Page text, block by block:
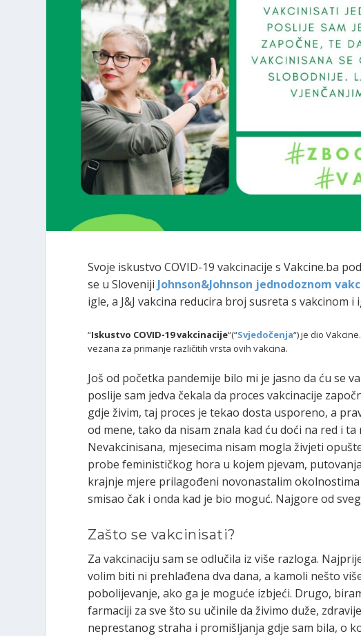
Svoje iskustvo COVID-19 vakcinacije s Vakcine.ba
se u Sloveniji Johnson&Johnson jednodoznom
igle, a J&J vakcina reducira broj susreta s vakcinom i
“Iskustvo COVID-19 vakcinacije“(“Svjedočenja“) je dio
vezana za primanje različitih vrsta ovih vakcina.
Još od početka pandemije bilo mi je jasno da ću se
poslije sam jedva čekala da proces vakcinacije
gdje živim, taj proces je tekao dosta usporeno, a
od mene, tako da nisam znala kad ću doći na red i
Nevakcinisana, mjesecima nisam mogla živjeti
probe feminističkog hora u kojem pjevam,
krajnje mjere prilagođeni novonastalim
smisao čak i onda kad je bio moguć. Najgore od
Zašto se vakcinisati?
Za vakcinaciju sam se odlučila iz više razloga.
volim biti ni prehlađena dva dana, a kamoli nešto
pobolijevanje, ako ga je moguće izbjeći. Drugo,
farmaciji za sve što su učinile da živimo duže,
neprestanog straha i promišljanja gdje sam bila, o